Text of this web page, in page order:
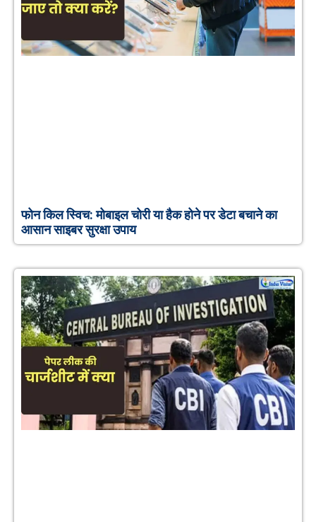
फोन किल स्विच: मोबाइल चोरी या हैक होने पर डेटा बचाने का
आसान साइबर सुरक्षा उपाय